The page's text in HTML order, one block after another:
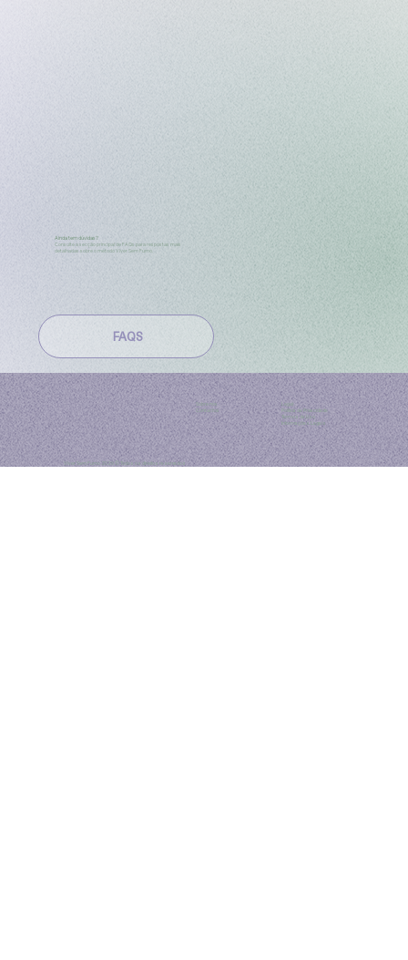
Ainda tem dúvidas?
Consulte a secção principal de FAQs para respostas mais
detalhadas sobre o método Viver Sem Fumo.
FAQS
Viver Sem Fumo 2026 ©Todos os direitos reservados
Sobre nós
Contactos
Legal:
Política de Privacidade
Termos de Uso
Informações Legais